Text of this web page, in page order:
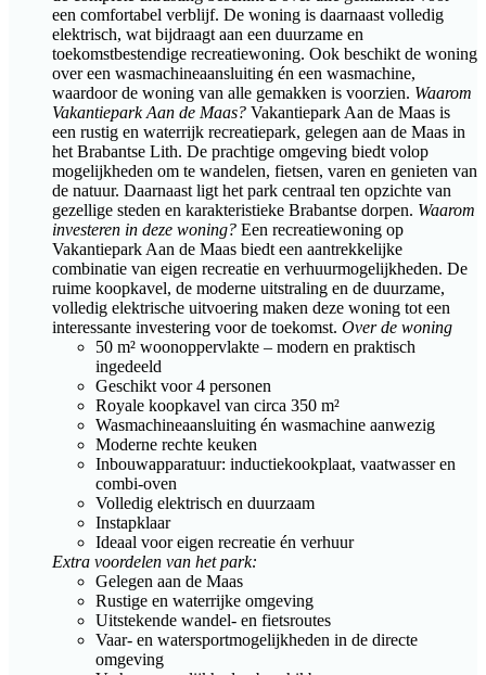
een comfortabel verblijf. De woning is daarnaast volledig
elektrisch, wat bijdraagt aan een duurzame en
toekomstbestendige recreatiewoning. Ook beschikt de woning
over een wasmachineaansluiting én een wasmachine,
waardoor de woning van alle gemakken is voorzien. Waarom
Vakantiepark Aan de Maas? Vakantiepark Aan de Maas is
een rustig en waterrijk recreatiepark, gelegen aan de Maas in
het Brabantse Lith. De prachtige omgeving biedt volop
mogelijkheden om te wandelen, fietsen, varen en genieten van
de natuur. Daarnaast ligt het park centraal ten opzichte van
gezellige steden en karakteristieke Brabantse dorpen. Waarom
investeren in deze woning? Een recreatiewoning op
Vakantiepark Aan de Maas biedt een aantrekkelijke
combinatie van eigen recreatie en verhuurmogelijkheden. De
ruime koopkavel, de moderne uitstraling en de duurzame,
volledig elektrische uitvoering maken deze woning tot een
interessante investering voor de toekomst. Over de woning
50 m² woonoppervlakte – modern en praktisch
ingedeeld
Geschikt voor 4 personen
Royale koopkavel van circa 350 m²
Wasmachineaansluiting én wasmachine aanwezig
Moderne rechte keuken
Inbouwapparatuur: inductiekookplaat, vaatwasser en
combi-oven
Volledig elektrisch en duurzaam
Instapklaar
Ideaal voor eigen recreatie én verhuur
Extra voordelen van het park:
Gelegen aan de Maas
Rustige en waterrijke omgeving
Uitstekende wandel- en fietsroutes
Vaar- en watersportmogelijkheden in de directe
omgeving